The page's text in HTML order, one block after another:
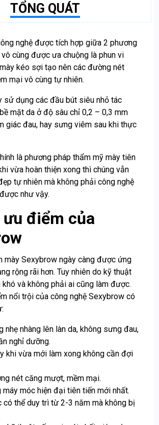
TỔNG QUÁT
nghệ được tích hợp giữa 2 phương
cùng được ưa chuộng là phun vi
kéo sợi tạo nên các đường nét
mại vô cùng tự nhiên.
sử dụng các đầu bút siêu nhỏ tác
mặt da ở độ sâu chỉ 0,2 – 0,3 mm
giác đau, hay sưng viêm sau khi thực
là phương pháp thẩm mỹ mày tiên
vừa hoàn thiện xong thì chúng vẫn
tự nhiên mà không phải công nghệ
như vậy.
điểm của
mày Sexybrow ngày càng được ứng
rộng rãi hơn. Tuy nhiên do kỹ thuật
và không phải ai cũng làm được.
nổi trội của công nghệ Sexybrow có
nhẹ nhàng lên làn da, không sưng đau,
nghỉ dưỡng.
khi vừa mới làm xong không cần đợi
nét căng mượt, mềm mại.
máy móc hiện đại tiên tiến mới nhất.
có thể duy trì từ 2-3 năm mà không bị